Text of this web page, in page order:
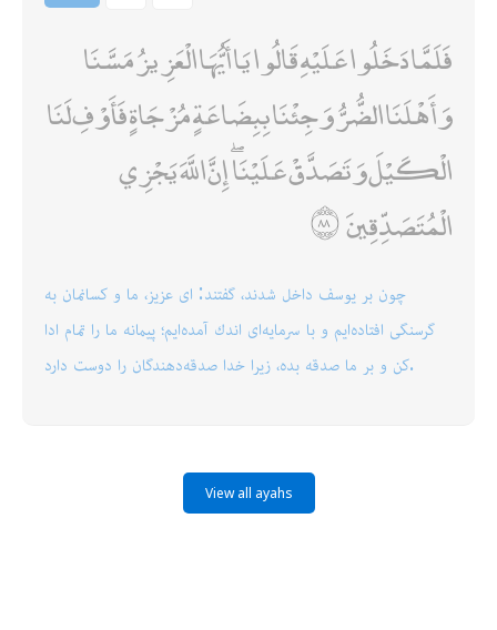
فَلَمَّا دَخَلُوا عَلَيْهِ قَالُوا يَا أَيُّهَا الْعَزِيزُ مَسَّنَا
وَأَهْلَنَا الضُّرُّ وَجِئْنَا بِبِضَاعَةٍ مُزْجَاةٍ فَأَوْفِ لَنَا
الْكَيْلَ وَتَصَدَّقْ عَلَيْنَا ۖ إِنَّ اللَّهَ يَجْزِي
الْمُتَصَدِّقِينَ
چون بر يوسف داخل شدند، گفتند: اى عزيز، ما و كسانمان به
گرسنگى افتاده‌ايم و با سرمايه‌اى اندك آمده‌ايم؛ پيمانه ما را تمام ادا
كن و بر ما صدقه بده، زيرا خدا صدقه‌دهندگان را دوست دارد.
View all ayahs